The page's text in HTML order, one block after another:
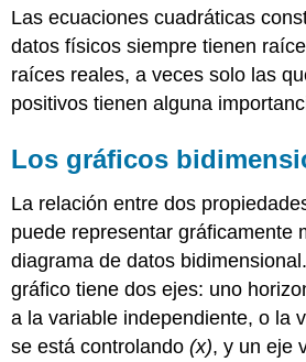
Las ecuaciones cuadráticas
datos físicos siempre tienen
raíces reales, a veces solo las
positivos tienen alguna
Los gráficos
La relación entre dos
puede representar gráficamente
diagrama de datos
gráfico tiene dos ejes: uno
a la variable independiente, o la
se está controlando(x), y un eje